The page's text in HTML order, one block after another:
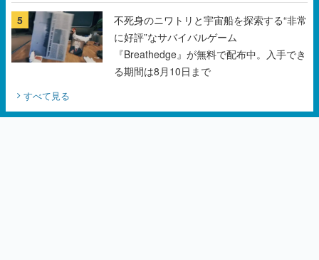
5
不死身のニワトリと宇宙船を探索する“非常
に好評”なサバイバルゲーム
『Breathedge』が無料で配布中。入手でき
る期間は8月10日まで
すべて見る